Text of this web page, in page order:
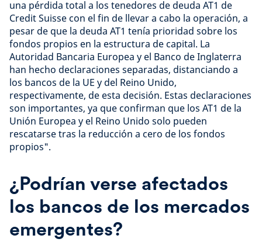
una pérdida total a los tenedores de deuda AT1 de
Credit Suisse con el fin de llevar a cabo la operación, a
pesar de que la deuda AT1 tenía prioridad sobre los
fondos propios en la estructura de capital. La
Autoridad Bancaria Europea y el Banco de Inglaterra
han hecho declaraciones separadas, distanciando a
los bancos de la UE y del Reino Unido,
respectivamente, de esta decisión. Estas declaraciones
son importantes, ya que confirman que los AT1 de la
Unión Europea y el Reino Unido solo pueden
rescatarse tras la reducción a cero de los fondos
propios".
¿Podrían verse afectados
los bancos de los mercados
emergentes?